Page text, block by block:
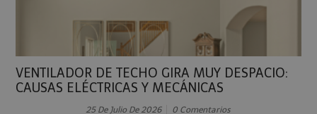
VENTILADOR DE TECHO GIRA MUY DESPACIO:
CAUSAS ELÉCTRICAS Y MECÁNICAS
25 De Julio De 2026 0 Comentarios